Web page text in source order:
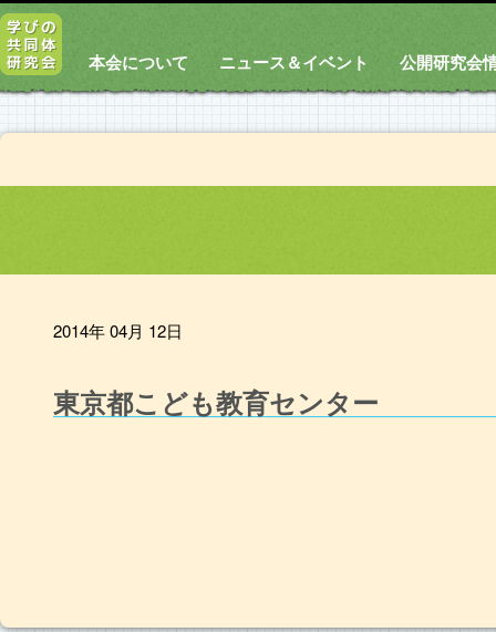
本会について ニュース＆イベント 公開研究会
2014年 04月 12日
東京都こども教育センター